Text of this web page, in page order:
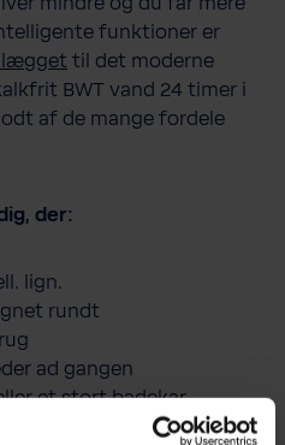
funktioner er
til det moderne
BWT vand 24 timer i
af de mange fordele
der:
lign.
rundt
ad gangen
et stort badekar
vandskader